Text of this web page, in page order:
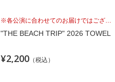
"THE BEACH TRIP" 2026 TOWEL
¥2,200 （税込）